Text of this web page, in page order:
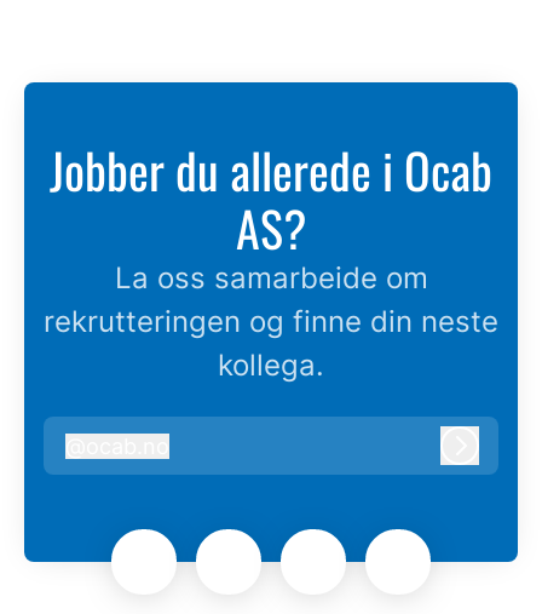
Jobber du allerede i Ocab
AS?
La oss samarbeide om
rekrutteringen og finne din neste
kollega.
ocab.no